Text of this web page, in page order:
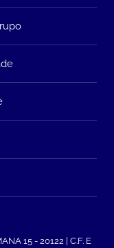
15 - 20122 | C.F. E